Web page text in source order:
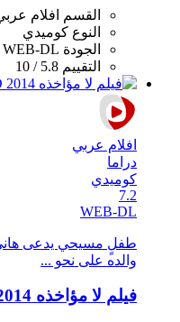
القسم
افلام
النوع كوميدي
الجودة WEB-DL
التقييم 5.8 / 10
افلام عربي
دراما
كوميدي
7.2
WEB-DL
طفلٍ مسيحي يدعى هاني
والده على نحو ...
فيلم لا مؤاخذه 2014 HD